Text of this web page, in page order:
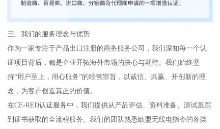
三、我们的服务理念与优势
作为一家专注于产品出口注册的商务服务公司，我们深知每一个认
证项目背后，都是企业开拓海外市场的决心与期待。我们始终坚
持“用户至上，用心服务”的经营宗旨，以诚信、共赢、开创新的理
念，为客户创造真正的价值。
在CE-RED认证服务中，我们提供从产品评估、资料准备、测试跟踪
到证书获取的全流程服务。我们的团队熟悉欧盟无线电指令的各类